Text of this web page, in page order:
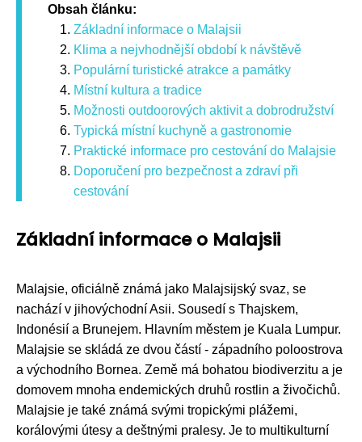
Obsah článku:
Základní informace o Malajsii
Klima a nejvhodnější období k návštěvě
Populární turistické atrakce a památky
Místní kultura a tradice
Možnosti outdoorových aktivit a dobrodružství
Typická místní kuchyně a gastronomie
Praktické informace pro cestování do Malajsie
Doporučení pro bezpečnost a zdraví při
cestování
Základní informace o Malajsii
Malajsie, oficiálně známá jako Malajsijský svaz, se
nachází v jihovýchodní Asii. Sousedí s Thajskem,
Indonésií a Brunejem. Hlavním městem je Kuala Lumpur.
Malajsie se skládá ze dvou částí - západního poloostrova
a východního Bornea. Země má bohatou biodiverzitu a je
domovem mnoha endemických druhů rostlin a živočichů.
Malajsie je také známá svými tropickými plážemi,
korálovými útesy a deštnými pralesy. Je to multikulturní